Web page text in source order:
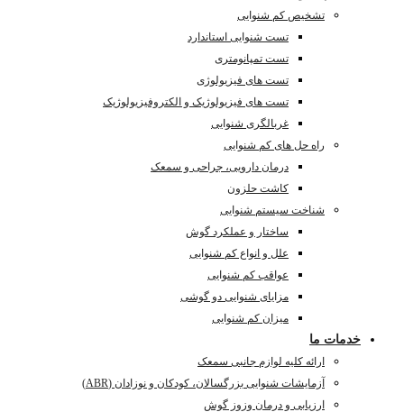
تشخیص کم شنوایی
تست شنوایی استاندارد
تست تمپانومتری
تست های فیزیولوژی
تست های فیزیولوژیک و الکتروفیزیولوژیک
غربالگری شنوایی
راه حل های کم شنوایی
درمان دارویی، جراحی و سمعک
کاشت حلزون
شناخت سیستم شنوایی
ساختار و عملکرد گوش
علل و انواع کم شنوایی
عواقب کم شنوایی
مزایای شنوایی دو گوشی
میزان کم شنوایی
خدمات ما
ارائه کلیه لوازم جانبی سمعک
آزمایشات شنوایی بزرگسالان، کودکان و نوزادان (ABR)
ارزیابی و درمان وزوز گوش